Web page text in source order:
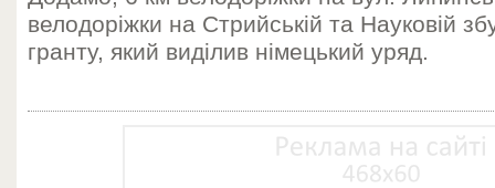
велодоріжки на Стрийській та Науковій
гранту, який виділив німецький уряд.